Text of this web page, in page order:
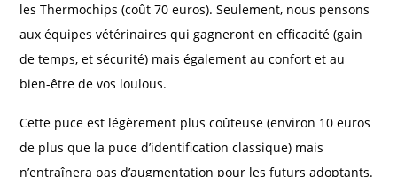
les Thermochips (coût 70 euros). Seulement, nous pensons
aux équipes vétérinaires qui gagneront en efficacité (gain
de temps, et sécurité) mais également au confort et au
bien-être de vos loulous.
Cette puce est légèrement plus coûteuse (environ 10 euros
de plus que la puce d’identification classique) mais
n’entraînera pas d’augmentation pour les futurs adoptants.